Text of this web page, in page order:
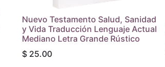
Nuevo Testamento Salud, Sanidad
y Vida Traducción Lenguaje Actual
Mediano Letra Grande Rústico
$ 25.00